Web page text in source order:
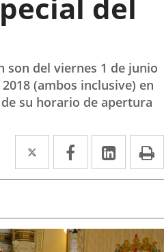
del
son del viernes 1 de junio
(ambos inclusive) en
su horario de apertura
Twitter
Enlace
a
aplicación
externa.
Facebook
Enlace
a
aplicación
externa.
Enlace
a